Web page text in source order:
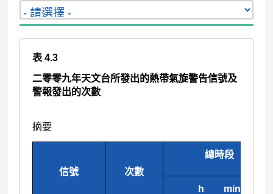
表 4.3
二零零九年天文台所發出的熱帶氣旋警告信號及
警報發出的次數
摘要
信號 次數
總時段
h min